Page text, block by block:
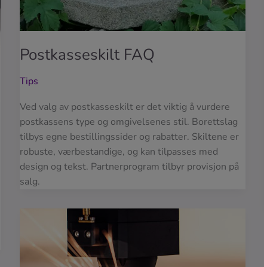
Postkasseskilt FAQ
Tips
Ved valg av postkasseskilt er det viktig å vurdere
postkassens type og omgivelsenes stil. Borettslag
tilbys egne bestillingssider og rabatter. Skiltene er
robuste, værbestandige, og kan tilpasses med
design og tekst. Partnerprogram tilbyr provisjon på
salg.